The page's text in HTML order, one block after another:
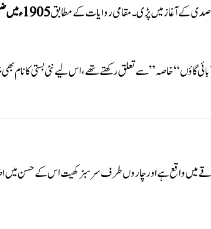
گاؤں “خاصہ” سے تعلق رکھتے تھے، اس لیے نئی بستی کا نام بھی